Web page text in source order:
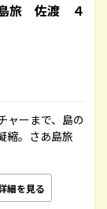
旅 佐渡 ４
ャーまで、島の
縮。さあ島旅
細を見る